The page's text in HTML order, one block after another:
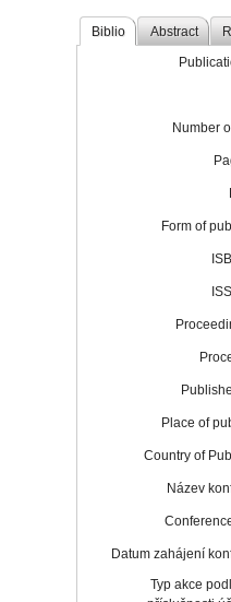
Biblio Abstract
Number
Form of
Place of
Country of
Název
Datum zahájení
Typ akce